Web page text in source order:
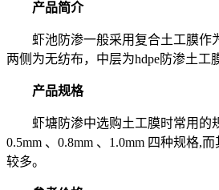
产品简介
虾池防渗一般采用复合土工膜作
两侧为无纺布，中层为hdpe防渗土工
产品规格
虾塘防渗中选购土工膜时常用的
0.5mm 、0.8mm 、1.0mm 四种规格,
较多。